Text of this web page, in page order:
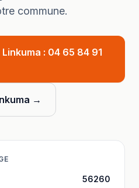
commune.
: 04 65 84 91
→
56260